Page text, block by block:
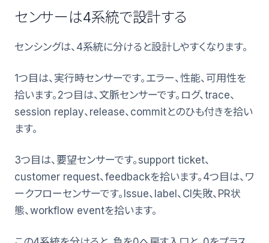
センサーは4系統で設計する
センシングは、4系統に分けると設計しやすくなります。
1つ目は、実行時センサーです。エラー、性能、可用性を
拾います。2つ目は、文脈センサーです。ログ、trace、
session replay、release、commitとのひも付きを拾い
ます。
3つ目は、要望センサーです。support ticket、
customer request、feedbackを拾います。4つ目は、ワ
ークフローセンサーです。Issue、label、CI失敗、PR状
態、workflow eventを拾います。